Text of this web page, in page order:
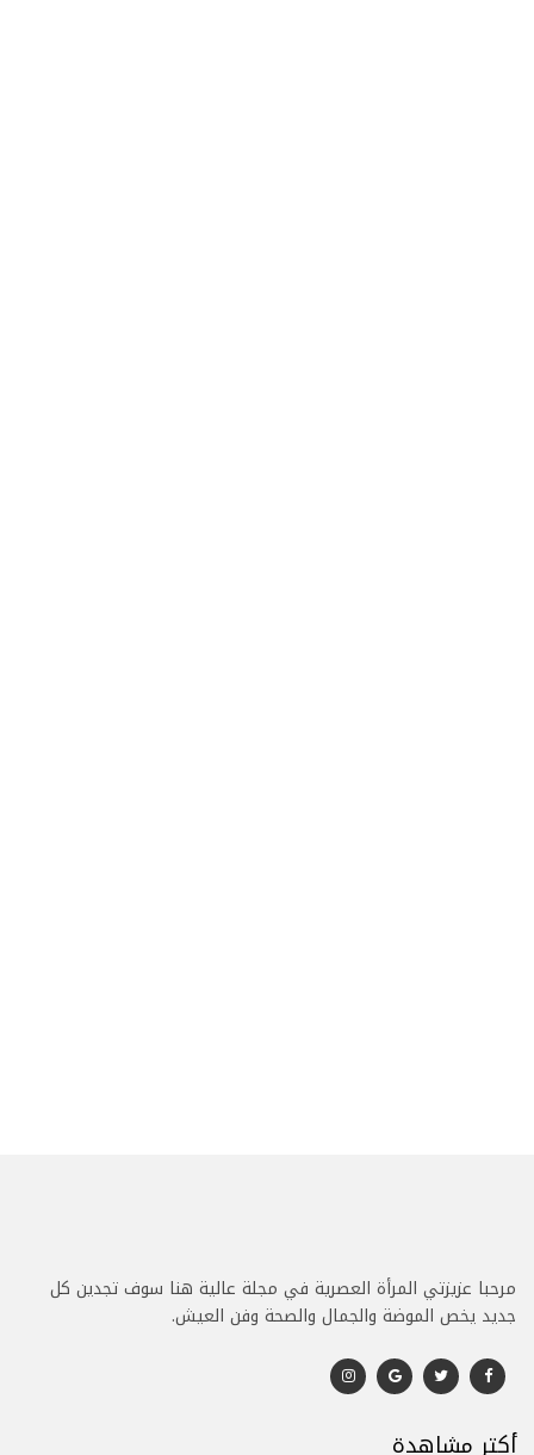
مرحبا عزيزتي المرأة العصرية في مجلة عالية هنا سوف تجدين كل
جديد يخص الموضة والجمال والصحة وفن العيش.
أكتر مشاهدة